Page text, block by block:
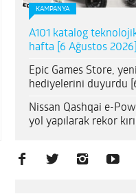
KAMPANYA
A101 katalog
hafta [6 Ağustos 2026]
Epic Games Store,
hediyelerini duyurdu
Nissan Qashqai e-
yol yapılarak rekor